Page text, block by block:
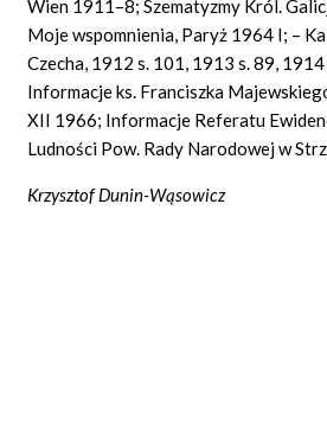
Wien 1911–8;Szematyzmy Król.
Moje wspomnienia, Paryż 1964 I; –
Czecha, 1912 s. 101, 1913 s. 89,
Informacje ks. Franciszka
XII 1966; Informacje Referatu
Ludności Pow. Rady Narodowej w
Krzysztof Dunin-Wąsowicz